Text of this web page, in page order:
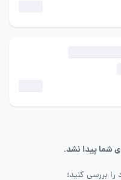
شما پیدا نشد.
بررسی کنید؛